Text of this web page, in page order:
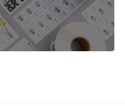
재질 설명